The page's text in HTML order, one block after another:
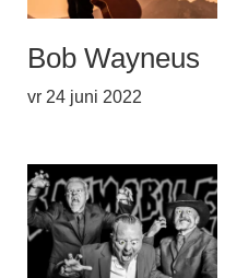
Bob Wayneus
vr 24 juni 2022